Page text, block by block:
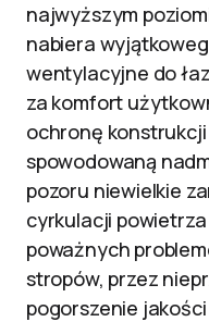
najwyższym
nabiera
wentylacyjne do
za komfort
ochronę
spowodowaną
pozoru niewielkie
cyrkulacji
poważnych
stropów, przez
pogorszenie